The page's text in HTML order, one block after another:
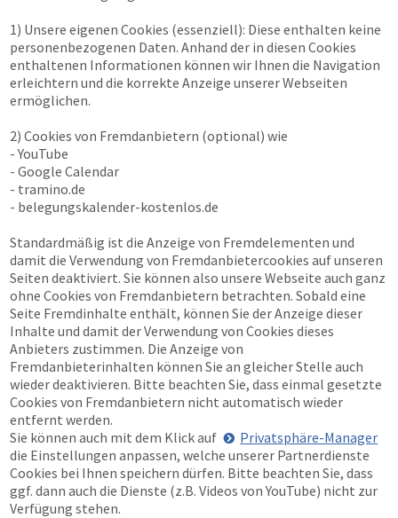
1) Unsere eigenen Cookies (essenziell): Diese enthalten keine
personenbezogenen Daten. Anhand der in diesen Cookies
enthaltenen Informationen können wir Ihnen die Navigation
erleichtern und die korrekte Anzeige unserer Webseiten
ermöglichen.
2) Cookies von Fremdanbietern (optional) wie
- YouTube
- Google Calendar
- tramino.de
- belegungskalender-kostenlos.de
Standardmäßig ist die Anzeige von Fremdelementen und
damit die Verwendung von Fremdanbietercookies auf unseren
Seiten deaktiviert. Sie können also unsere Webseite auch ganz
ohne Cookies von Fremdanbietern betrachten. Sobald eine
Seite Fremdinhalte enthält, können Sie der Anzeige dieser
Inhalte und damit der Verwendung von Cookies dieses
Anbieters zustimmen. Die Anzeige von
Fremdanbieterinhalten können Sie an gleicher Stelle auch
wieder deaktivieren. Bitte beachten Sie, dass einmal gesetzte
Cookies von Fremdanbietern nicht automatisch wieder
entfernt werden.
Sie können auch mit dem Klick auf
Privatsphäre-Manager
die Einstellungen anpassen, welche unserer Partnerdienste
Cookies bei Ihnen speichern dürfen. Bitte beachten Sie, dass
ggf. dann auch die Dienste (z.B. Videos von YouTube) nicht zur
Verfügung stehen.